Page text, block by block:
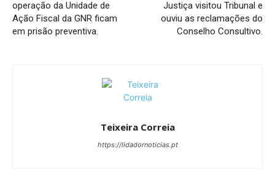
operação da Unidade de
Ação Fiscal da GNR ficam
em prisão preventiva.
Justiça visitou Tribunal e
ouviu as reclamações do
Conselho Consultivo.
Teixeira Correia
https://lidadornoticias.pt